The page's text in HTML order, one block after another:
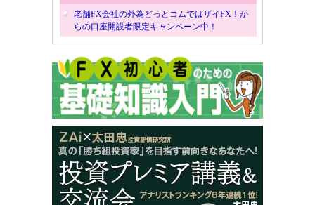
老舗FX会社の外為どっとコムではザイFX！か
らの口座開設者限定キャンペーン中！